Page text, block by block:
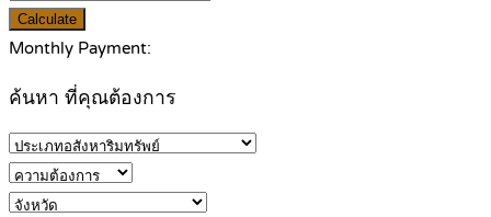
Calculate
Monthly Payment:
ค้นหา ที่คุณต้องการ